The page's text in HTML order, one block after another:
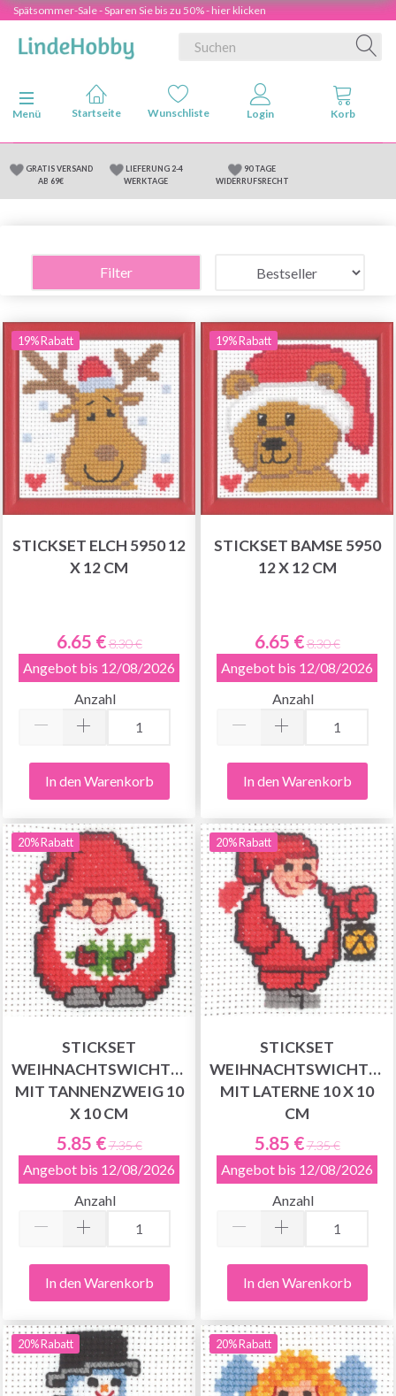
Spätsommer-Sale - Sparen Sie bis zu 50% - hier klicken
Anzeige ändern
Menü
GRATIS VERSAND
AB 69€
LIEFERUNG 2-4
WERKTAGE
90 TAGE
WIDERRUFSRECHT
Filter
19% Rabatt
STICKSET ELCH 5950 12
X 12 CM
6.65 €8.30 €
Angebot bis 12/08/2026
Anzahl
In den Warenkorb
19% Rabatt
STICKSET BAMSE 5950
12 X 12 CM
6.65 €8.30 €
Angebot bis 12/08/2026
Anzahl
In den Warenkorb
20% Rabatt
STICKSET
WEIHNACHTSWICHTEL
MIT TANNENZWEIG 10
X 10 CM
5.85 €7.35 €
Angebot bis 12/08/2026
Anzahl
In den Warenkorb
20% Rabatt
STICKSET
WEIHNACHTSWICHTEL
MIT LATERNE 10 X 10
CM
5.85 €7.35 €
Angebot bis 12/08/2026
Anzahl
In den Warenkorb
20% Rabatt 20% Rabatt